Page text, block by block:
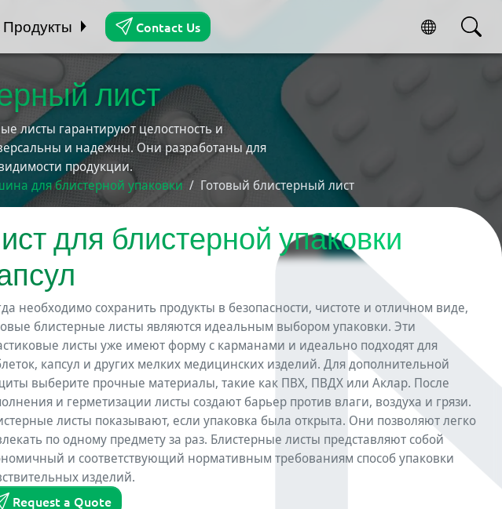
Продукты Contact Us
лист
листы гарантируют целостность и
и надежны. Они разработаны для
продукции.
для блистерной упаковки Готовый блистерный лист
для блистерной упаковки
необходимо сохранить продукты в безопасности, чистоте и отличном виде,
блистерные листы являются идеальным выбором упаковки. Эти
листы уже имеют форму с карманами и идеально подходят для
капсул и других мелких медицинских изделий. Для дополнительной
выберите прочные материалы, такие как ПВХ, ПВДХ или Аклар. После
и герметизации листы создают барьер против влаги, воздуха и грязи.
листы показывают, если упаковка была открыта. Они позволяют легко
по одному предмету за раз. Блистерные листы представляют собой
и соответствующий нормативным требованиям способ упаковки
изделий.
Request a Quote